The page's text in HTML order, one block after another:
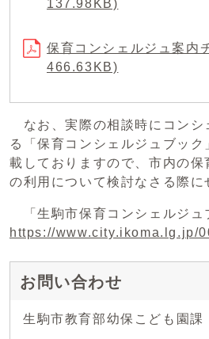
137.98KB)
保育コンシェルジュ案内
466.63KB)
なお、実際の相談時にコンシ
る「保育コンシェルジュブッ
載しておりますので、市内の保
の利用について検討なさる際に
「生駒市保育コンシェルジ
https://www.city.ikoma.lg.jp/
お問い合わせ
生駒市教育部幼保こども園課